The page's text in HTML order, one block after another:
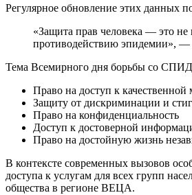
Регулярное обновление этих данных
«Защита прав человека — это
противодействию эпидемии», —
Тема Всемирного дня борьбы со
Право на доступ к
Защиту от дискриминации и
Право на конфиденциальность
Доступ к достоверной
Право на достойную жизнь
В контексте современных вызовов
доступа к услугам для всех групп
общества в регионе ВЕЦА.